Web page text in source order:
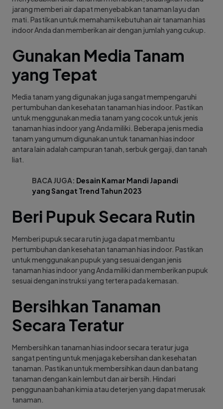
jarang memberi air dapat menyebabkan tanaman layu dan
mati. Pastikan untuk memahami kebutuhan air tanaman hias
indoor Anda dan memberikan air dengan jumlah yang cukup.
Gunakan Media Tanam
yang Tepat
Media tanam yang digunakan juga sangat mempengaruhi
pertumbuhan dan kesehatan tanaman hias indoor. Pastikan
untuk menggunakan media tanam yang cocok untuk jenis
tanaman hias indoor yang Anda miliki. Beberapa jenis media
tanam yang umum digunakan untuk tanaman hias indoor
antara lain adalah campuran tanah, serbuk gergaji, dan tanah
liat.
BACA JUGA: Desain Kamar Mandi Japandi
yang Sangat Trend Tahun 2023
Beri Pupuk Secara Rutin
Memberi pupuk secara rutin juga dapat membantu
pertumbuhan dan kesehatan tanaman hias indoor. Pastikan
untuk menggunakan pupuk yang sesuai dengan jenis
tanaman hias indoor yang Anda miliki dan memberikan pupuk
sesuai dengan instruksi yang tertera pada kemasan.
Bersihkan Tanaman
Secara Teratur
Membersihkan tanaman hias indoor secara teratur juga
sangat penting untuk menjaga kebersihan dan kesehatan
tanaman. Pastikan untuk membersihkan daun dan batang
tanaman dengan kain lembut dan air bersih. Hindari
penggunaan bahan kimia atau deterjen yang dapat merusak
tanaman.